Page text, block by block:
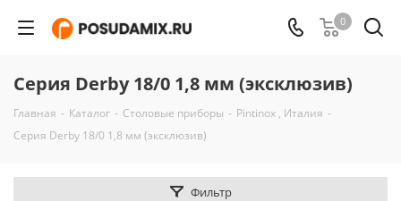
0
Серия Derby 18/0 1,8 мм (эксклюзив)
Главная - Каталог - Столовые приборы - Pintinox , Италия -
Серия Derby 18/0 1,8 мм (эксклюзив)
Фильтр